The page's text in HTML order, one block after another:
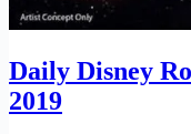
Daily Disney
2019